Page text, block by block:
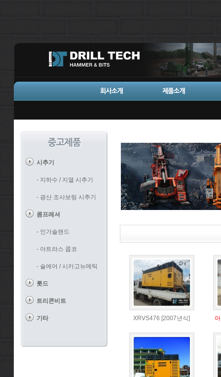
시추기
- 지하수 / 지열 시추기
- 광산 조사보링 시추기
콤프레셔
- 인가솔랜드
- 아트라스 콥코
- 술에어 / 시카고뉴메틱
롯드
트리콘비트
기타 XRVS476 [2007년식]